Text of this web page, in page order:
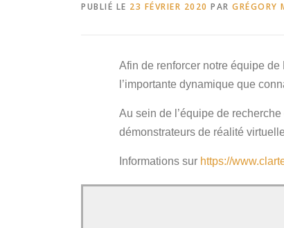
PUBLIÉ LE 23 FÉVRIER 2020 PAR GRÉGORY
Afin de renforcer notre équipe
l’importante dynamique que
Au sein de l’équipe de
démonstrateurs de réalité
Informations sur https://